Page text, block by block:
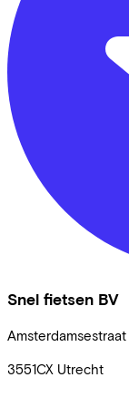
Snel fietsen BV
Amsterdamsestraat
3551CX Utrecht